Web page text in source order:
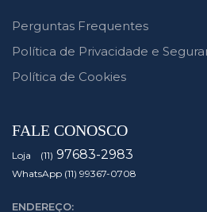
Perguntas Frequentes
Política de Privacidade e
Política de Cookies
FALE CONOSCO
Loja (11) 97683-2983
WhatsApp (11) 99367-0708
ENDEREÇO: